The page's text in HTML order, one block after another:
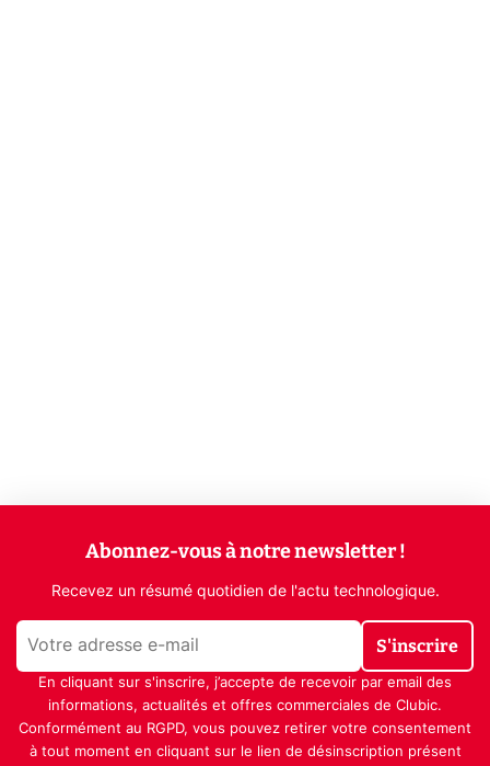
Abonnez-vous à notre newsletter !
Recevez un résumé quotidien de l'actu technologique.
S'inscrire
En cliquant sur s'inscrire, j’accepte de recevoir par email des
informations, actualités et offres commerciales de Clubic.
Conformément au RGPD, vous pouvez retirer votre consentement
à tout moment en cliquant sur le lien de désinscription présent